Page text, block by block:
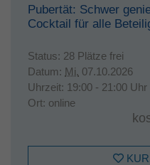
Pubertät: Schwer
Cocktail für alle
Status: 28 Plätze frei
Datum: Mi. 07.10.2026
Uhrzeit: 19:00 - 21:00 Uhr
Ort: online